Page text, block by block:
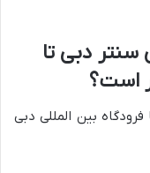
دبی تا
است؟
بین المللی دبی